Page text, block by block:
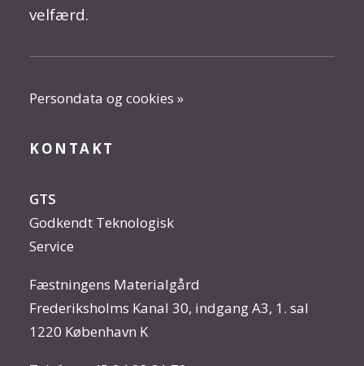
velfærd.
Persondata og cookies »
KONTAKT
GTS
Godkendt Teknologisk
Service
Fæstningens Materialgård
Frederiksholms Kanal 30, indgang A3, 1. sal
1220 København K